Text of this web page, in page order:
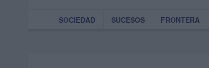
SOCIEDAD SUCESOS FRONTERA